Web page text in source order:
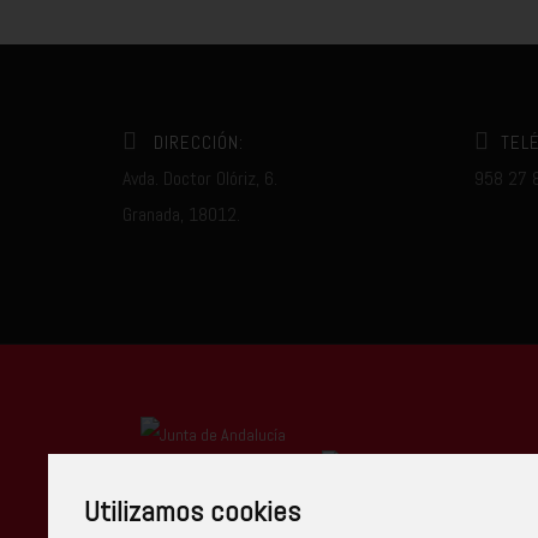
Utilizamos cookies
DIRECCIÓN:
Avda. Doctor Olóriz, 6.
Granada, 18012.
958 27